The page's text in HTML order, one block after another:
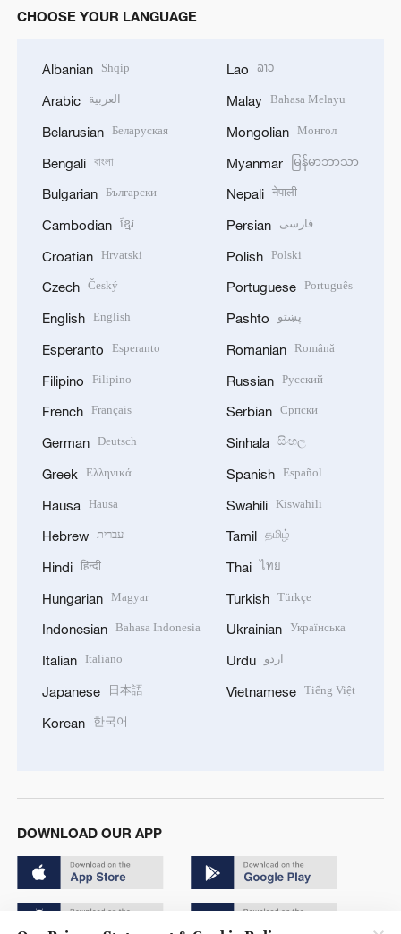
CHOOSE YOUR LANGUAGE
Albanian Shqip
Arabic العربية
Belarusian Беларуская
Bengali বাংলা
Bulgarian Български
Cambodian ខ្មែរ
Croatian Hrvatski
Czech Český
English English
Esperanto Esperanto
Filipino Filipino
French Français
German Deutsch
Greek Ελληνικά
Hausa Hausa
Hebrew עברית
Hindi हिन्दी
Hungarian Magyar
Indonesian Bahasa Indonesia
Italian Italiano
Japanese 日本語
Korean 한국어
Lao ລາວ
Malay Bahasa Melayu
Mongolian Монгол
Myanmar မြန်မာဘာသာ
Nepali नेपाली
Persian فارسی
Polish Polski
Portuguese Português
Pashto پښتو
Romanian Română
Russian Русский
Serbian Српски
Sinhala සිංහල
Spanish Español
Swahili Kiswahili
Tamil தமிழ்
Thai ไทย
Turkish Türkçe
Ukrainian Українська
Urdu اردو
Vietnamese Tiếng Việt
DOWNLOAD OUR APP